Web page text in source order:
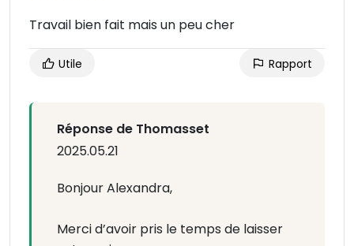
Travail bien fait mais un peu cher
Utile Rapport
Réponse de Thomasset
2025.05.21
Bonjour Alexandra,
Merci d’avoir pris le temps de laisser